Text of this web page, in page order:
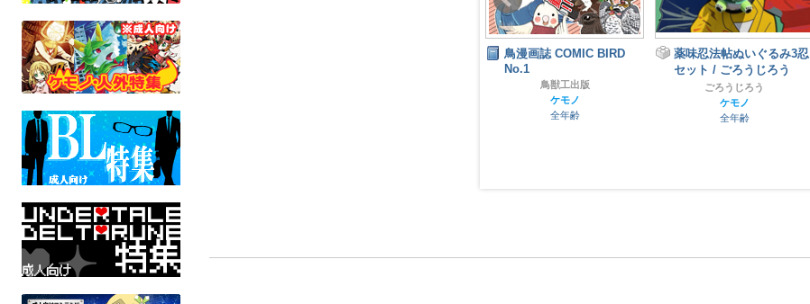
Ephemeral...
EUCARYA
オリジナル
全年齢
とんでもスキルで異世界放浪メシ
鳥漫画誌 COMIC BIRD
No.1
鳥獣工出版
ケモノ
全年齢
薬味忍法帖ぬいぐるみ3忍
セット / ごろうじろう
ごろうじろう
ケモノ
全年齢